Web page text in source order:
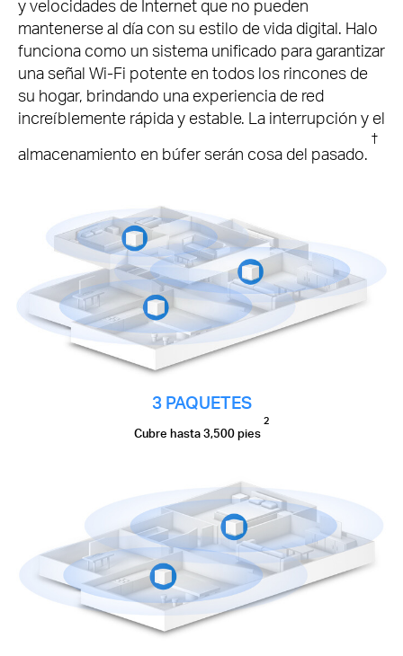
y velocidades de Internet que no pueden
mantenerse al día con su estilo de vida digital. Halo
funciona como un sistema unificado para garantizar
una señal Wi-Fi potente en todos los rincones de
su hogar, brindando una experiencia de red
increíblemente rápida y estable. La interrupción y el
almacenamiento en búfer serán cosa del pasado.
†
3 PAQUETES
Cubre hasta 3,500 pies
2